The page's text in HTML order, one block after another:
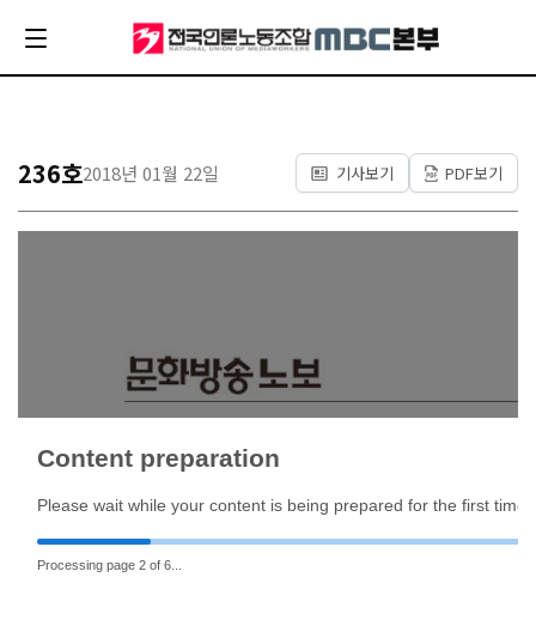
236호2018년 01월 22일 기사보기 PDF보기
Content preparation
Please wait while your content is being prepared for the first time
Processing page 3 of 6...